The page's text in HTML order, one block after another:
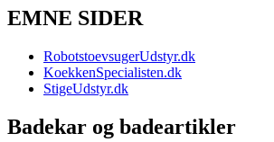
EMNE SIDER
RobotstoevsugerUdstyr.dk
KoekkenSpecialisten.dk
StigeUdstyr.dk
Badekar og badeartikler